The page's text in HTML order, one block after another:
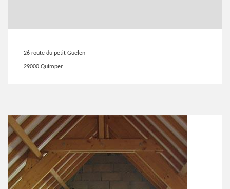
26 route du petit Guelen
29000 Quimper